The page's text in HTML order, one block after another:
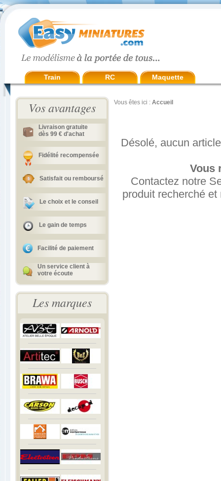
Train RC Maquette
Vos avantages
Livraison gratuite
dès 99 € d'achat
Fidélité recompensée
Satisfait ou remboursé
Le choix et le conseil
Le gain de temps
Facilité de paiement
Un service client à
votre écoute
Les marques
Vous êtes ici : Accueil
Désolé, aucun
Vous
Contactez notre
produit recherché